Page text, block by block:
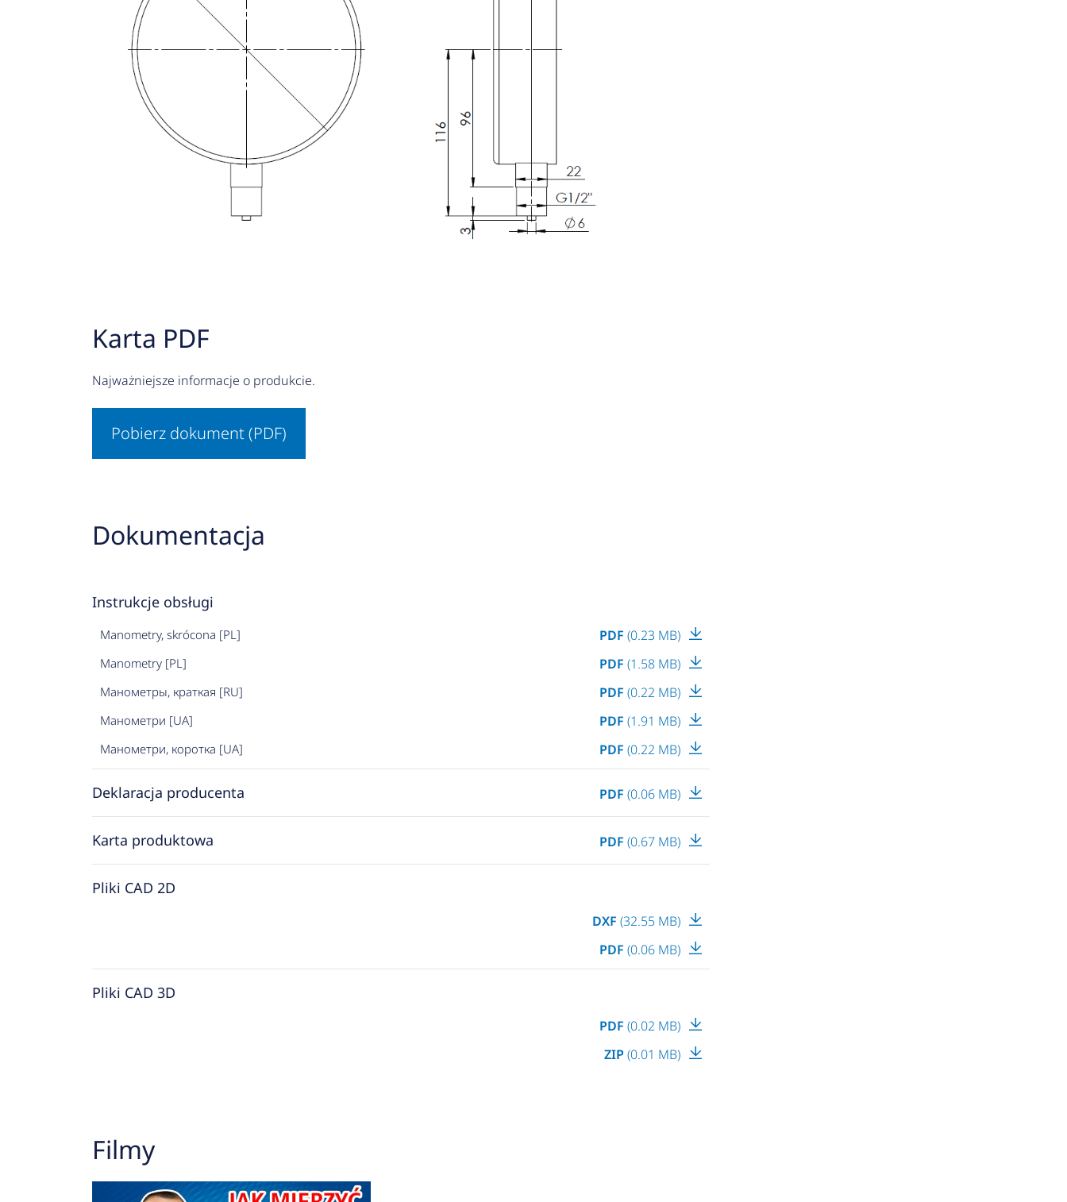
Karta PDF
Najważniejsze informacje o produkcie.
Pobierz dokument (PDF)
Dokumentacja
Instrukcje obsługi
Manometry, skrócona [PL] PDF (0.23 MB)
Manometry [PL] PDF (1.58 MB)
Манометры, краткая [RU] PDF (0.22 MB)
Манометри [UA] PDF (1.91 MB)
Манометри, коротка [UA] PDF (0.22 MB)
Deklaracja producenta PDF (0.06 MB)
Karta produktowa PDF (0.67 MB)
Pliki CAD 2D
DXF (32.55 MB)
PDF (0.06 MB)
Pliki CAD 3D
PDF (0.02 MB)
ZIP (0.01 MB)
Filmy